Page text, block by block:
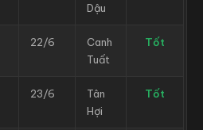
Dậu
22/6
Canh
Tuất
Tốt
23/6
Tân
Hợi
Tốt